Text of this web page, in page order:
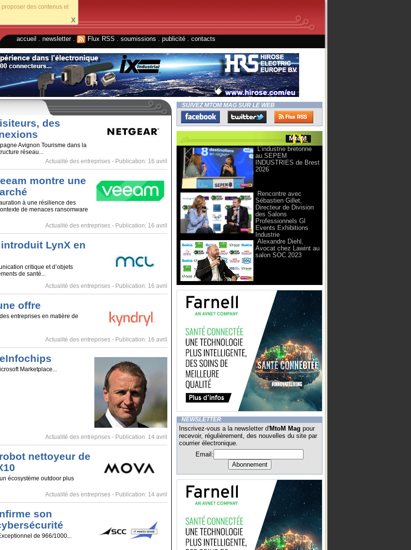
des contenus et
X
accueil newsletter. Flux RSS soumissions publicité contacts
des
Avignon Tourisme dans la
réseau...
Actualité des entreprises - Publication: 16 avril
montre une
à une résilience des
de menaces ransomware
Actualité des entreprises - Publication: 16 avril
LynX en
critique et d’objets
de santé...
Actualité des entreprises - Publication: 16 avril
offre
entreprises en matière de
Actualité des entreprises - Publication: 16 avril
Marketplace...
Actualité des entreprises - Publication: 14 avril
nettoyeur de
écosystème outdoor plus
Actualité des entreprises - Publication: 14 avril
son
de 966/1000...
SUIVEZ MTOM MAG SUR LE WEB
L’industrie bretonne
au SEPEM
INDUSTRIES de Brest
2026
Rencontre avec
Sébastien Gillet,
Directeur de Division
des Salons
Professionnels Gl
Events Exhibitions
Industrie
Alexandre Diehl,
Avocat chez Lawint au
salon SOC 2023
NEWSLETTER
Inscrivez-vous a la newsletter d'MtoM Mag pour
recevoir, régulièrement, des nouvelles du site par
courrier électronique.
Email: